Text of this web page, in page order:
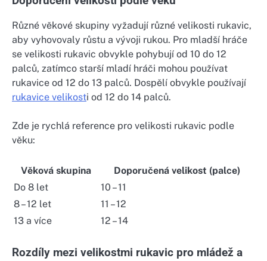
Různé věkové skupiny vyžadují různé velikosti rukavic,
aby vyhovovaly růstu a vývoji rukou. Pro mladší hráče
se velikosti rukavic obvykle pohybují od 10 do 12
palců, zatímco starší mladí hráči mohou používat
rukavice od 12 do 13 palců. Dospělí obvykle používají
rukavice velikosti od 12 do 14 palců.
Zde je rychlá reference pro velikosti rukavic podle
věku:
Věková skupina
Doporučená velikost (palce)
Do 8 let
10 – 11
8 – 12 let
11 – 12
13 a více
12 – 14
Rozdíly mezi velikostmi rukavic pro mládež a